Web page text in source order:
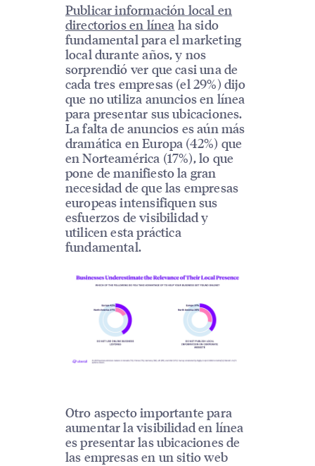
Publicar información local en
directorios en línea ha sido
fundamental para el marketing
local durante años, y nos
sorprendió ver que casi una de
cada tres empresas (el 29%) dijo
que no utiliza anuncios en línea
para presentar sus ubicaciones.
La falta de anuncios es aún más
dramática en Europa (42%) que
en Norteamérica (17%), lo que
pone de manifiesto la gran
necesidad de que las empresas
europeas intensifiquen sus
esfuerzos de visibilidad y
utilicen esta práctica
fundamental.
Otro aspecto importante para
aumentar la visibilidad en línea
es presentar las ubicaciones de
las empresas en un sitio web